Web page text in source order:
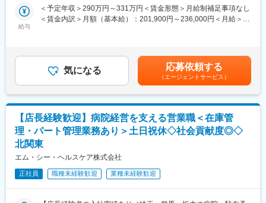
変更の範囲：会社の定める業務
■WEB面接1回でパート・アルバイトからでも総合職（正社員）に
なれる求人！
リア志向の社員に向けた管理職育成研修など多様な研修・フォロ
ー体制を用意！
■月の残業時間の平均が0.6時間であり、「残業ゼロ」を実現！
【入社後の流れ】
■入社1年目：介護現場のお仕事を経験します。
未経験・無資格でも就業可能な少人数の多機能型居宅介護施設も
しくはグループホームで就業いただきます。
■入社2年目以降：ご希望に応じて本社管理部へのジョブローテー
ションが可能です。
※介護現場勤務の継続も可能です
給与
＜予定年収＞290万円～331万円＜賃金形態＞月給制補足事項なし
＜賃金内訳＞月額（基本給）：201,900円～236,000円＜月給＞
小規模多機能型居宅介護での勤務のみ、別途で送迎手当：10,000/
月を支給賃金はあくまでも目安の金額であり、選考を通じて上下
する可能性があります。月給(月額)は固定手当を含めた表記です。
気になる 応募依頼する
（エージェントサービス）
【店長経験歓迎】病院経営を支える営業職＜在庫管
理・パート管理業務あり＞土日祝休◇社会貢献度◎◇
北関東
エム・シー・ヘルスケア株式会社
正社員 職種未経験歓迎 業種未経験歓迎